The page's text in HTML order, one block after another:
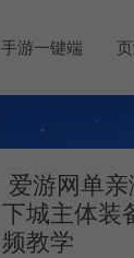
手游一键端
爱游网单
下城主体装
频教学